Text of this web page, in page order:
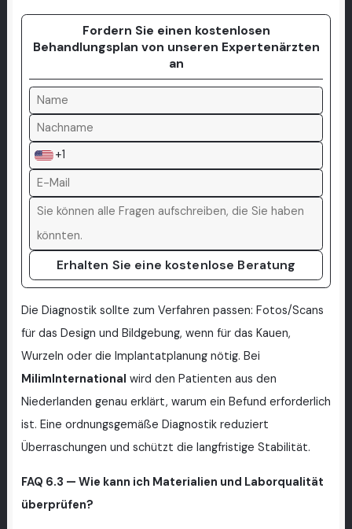
Fordern Sie einen kostenlosen
Behandlungsplan von unseren Expertenärzten
an
+1
Erhalten Sie eine kostenlose Beratung
Die Diagnostik sollte zum Verfahren passen: Fotos/Scans
für das Design und Bildgebung, wenn für das Kauen,
Wurzeln oder die Implantatplanung nötig. Bei
MilimInternational wird den Patienten aus den
Niederlanden genau erklärt, warum ein Befund erforderlich
ist. Eine ordnungsgemäße Diagnostik reduziert
Überraschungen und schützt die langfristige Stabilität.
FAQ 6.3 — Wie kann ich Materialien und Laborqualität
überprüfen?